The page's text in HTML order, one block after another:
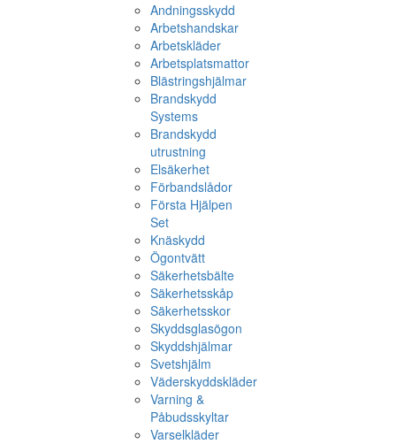
Andningsskydd
Arbetshandskar
Arbetskläder
Arbetsplatsmattor
Blästringshjälmar
Brandskydd
Systems
Brandskydd
utrustning
Elsäkerhet
Förbandslådor
Första Hjälpen
Set
Knäskydd
Ögontvätt
Säkerhetsbälte
Säkerhetsskåp
Säkerhetsskor
Skyddsglasögon
Skyddshjälmar
Svetshjälm
Väderskyddskläder
Varning &
Påbudsskyltar
Varselkläder